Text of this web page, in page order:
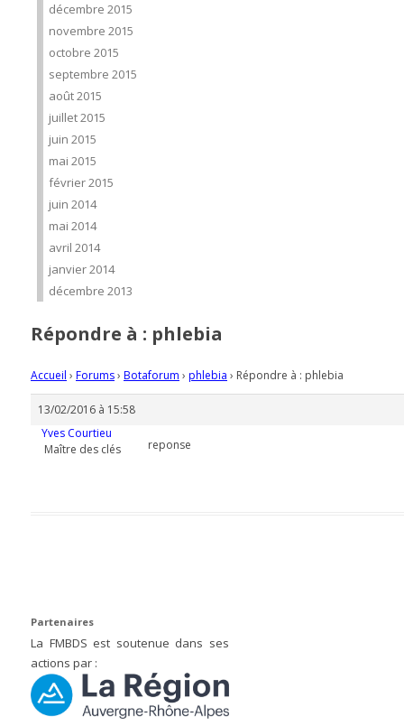
décembre 2015
novembre 2015
octobre 2015
septembre 2015
août 2015
juillet 2015
juin 2015
mai 2015
février 2015
juin 2014
mai 2014
avril 2014
janvier 2014
décembre 2013
Répondre à : phlebia
Accueil › Forums› Botaforum › phlebia › Répondre à : phlebia
13/02/2016 à 15:58
Yves Courtieu
Maître des clés
reponse
Partenaires
La FMBDS est soutenue dans ses
actions par :